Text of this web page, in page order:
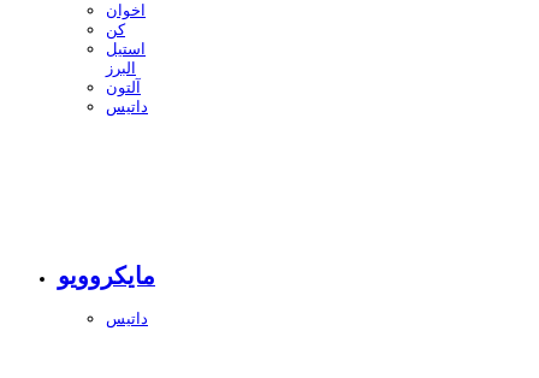
اخوان
کن
استیل
البرز
آلتون
داتیس
مایکروویو
داتیس